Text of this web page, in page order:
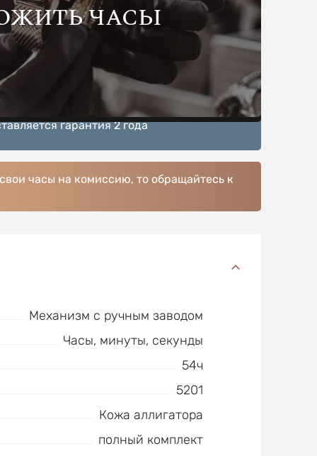
ЧАСЫ
гарантия 2 года
часы на комиссию, то обращайтесь к
Механизм с ручным заводом
Часы, минуты, секунды
54ч
5201
Кожа аллигатора
полный комплект